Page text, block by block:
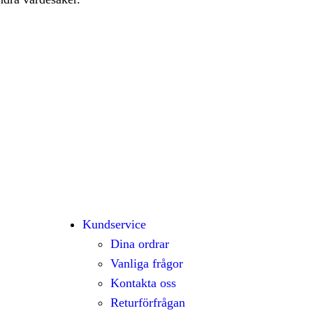
Kundservice
Dina ordrar
Vanliga frågor
Kontakta oss
Returförfrågan